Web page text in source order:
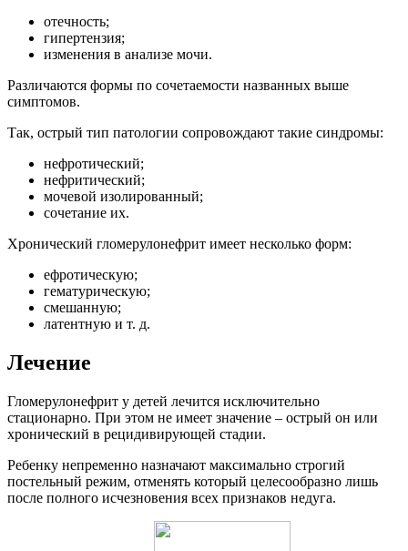
отечность;
гипертензия;
изменения в анализе мочи.
Различаются формы по сочетаемости названных выше
симптомов.
Так, острый тип патологии сопровождают такие синдромы:
нефротический;
нефритический;
мочевой изолированный;
сочетание их.
Хронический гломерулонефрит имеет несколько форм:
ефротическую;
гематурическую;
смешанную;
латентную и т. д.
Лечение
Гломерулонефрит у детей лечится исключительно
стационарно. При этом не имеет значение – острый он или
хронический в рецидивирующей стадии.
Ребенку непременно назначают максимально строгий
постельный режим, отменять который целесообразно лишь
после полного исчезновения всех признаков недуга.